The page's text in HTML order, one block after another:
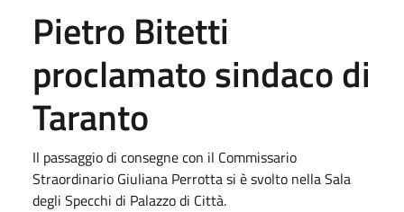
Pietro Bitetti
proclamato sindaco di
Taranto
Il passaggio di consegne con il Commissario
Straordinario Giuliana Perrotta si è svolto nella Sala
degli Specchi di Palazzo di Città.